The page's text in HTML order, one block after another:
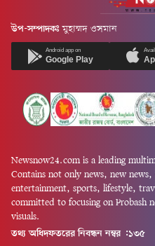
উপ-সম্পাদকঃ মুহাম্মদ ওসমান
Android app on
Google Play
Newsnow24.com is a leading
Contains not only news, new
entertainment, sports, lifestyle,
committed to focusing on Probash
visuals.
তথ্য অধিদফতরের নিবন্ধন নম্বর :১৩৫